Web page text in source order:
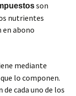
son
nutrientes
en abono
mediante
lo componen.
cada uno de los